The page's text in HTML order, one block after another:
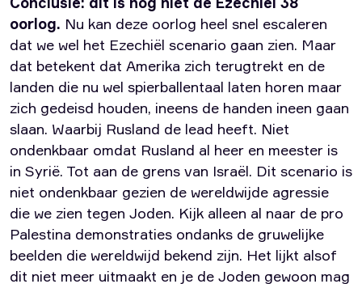
oorlog. Nu kan deze oorlog heel snel escaleren
dat we wel het Ezechiël scenario gaan zien. Maar
dat betekent dat Amerika zich terugtrekt en de
landen die nu wel spierballentaal laten horen maar
zich gedeisd houden, ineens de handen ineen gaan
slaan. Waarbij Rusland de lead heeft. Niet
ondenkbaar omdat Rusland al heer en meester is
in Syrië. Tot aan de grens van Israël. Dit scenario is
niet ondenkbaar gezien de wereldwijde agressie
die we zien tegen Joden. Kijk alleen al naar de pro
Palestina demonstraties ondanks de gruwelijke
beelden die wereldwijd bekend zijn. Het lijkt alsof
dit niet meer uitmaakt en je de Joden gewoon mag